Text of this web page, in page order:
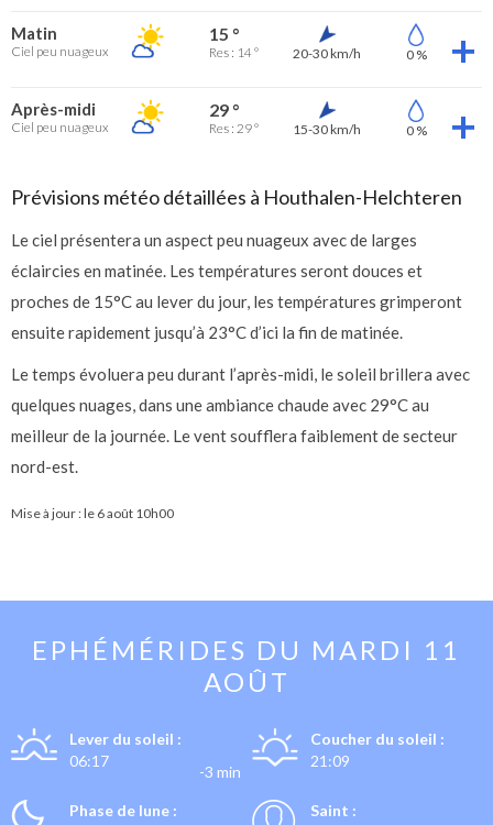
Matin
Ciel peu nuageux
15 °
Res : 14 ° 20-30 km/h 0 %
Après-midi
Ciel peu nuageux
29 °
Res : 29 ° 15-30 km/h 0 %
Prévisions météo détaillées à Houthalen-Helchteren
Le ciel présentera un aspect peu nuageux avec de larges
éclaircies en matinée. Les températures seront douces et
proches de 15°C au lever du jour, les températures grimperont
ensuite rapidement jusqu’à 23°C d’ici la fin de matinée.
Le temps évoluera peu durant l’après-midi, le soleil brillera avec
quelques nuages, dans une ambiance chaude avec 29°C au
meilleur de la journée. Le vent soufflera faiblement de secteur
nord-est.
Mise à jour : le 6 août 10h00
EPHÉMÉRIDES DU MARDI 11
AOÛT
Lever du soleil :
06:17
-3 min
Coucher du soleil :
21:09
Phase de lune :
Saint :